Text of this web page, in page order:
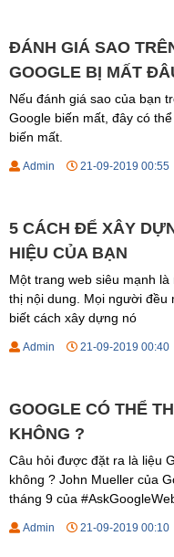
ĐÁNH GIÁ SAO
GOOGLE BỊ MẤT
Nếu đánh giá sao của bạn
Google biến mất, đây có
biến mất.
Admin 21-09-2019 00:55
5 CÁCH ĐỂ XÂY
HIỆU CỦA BẠN
Một trang web siêu mạnh
thị nội dung. Mọi người đều
biết cách xây dựng nó
Admin 21-09-2019 00:40
GOOGLE CÓ THỂ
KHÔNG ?
Câu hỏi được đặt ra là liệu
không ? John Mueller của
tháng 9 của
Admin 21-09-2019 00:10